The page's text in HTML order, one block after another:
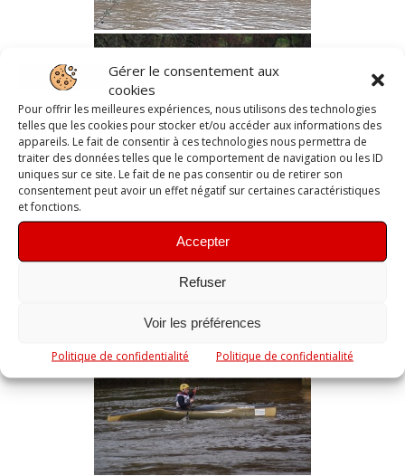
Gérer le consentement aux
cookies
Pour offrir les meilleures expériences, nous utilisons des technologies
telles que les cookies pour stocker et/ou accéder aux informations des
appareils. Le fait de consentir à ces technologies nous permettra de
traiter des données telles que le comportement de navigation ou les ID
uniques sur ce site. Le fait de ne pas consentir ou de retirer son
consentement peut avoir un effet négatif sur certaines caractéristiques
et fonctions.
Accepter
Refuser
Voir les préférences
Politique de confidentialité Politique de confidentialité